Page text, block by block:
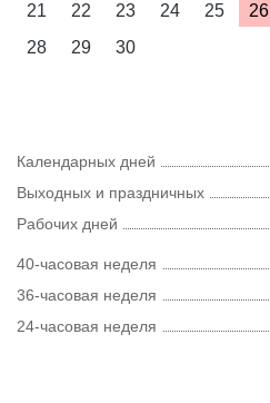
21
22 23 24 25 26
28
29 30
Календарных дней
Выходных и праздничных
Рабочих дней
40-часовая неделя
36-часовая неделя
24-часовая неделя